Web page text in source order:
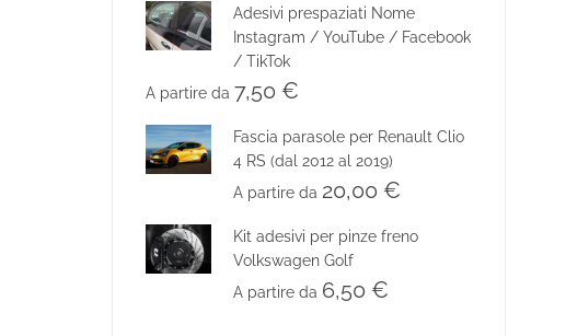
Adesivi prespaziati Nome
Instagram / YouTube / Facebook
/ TikTok
A partire da 7,50 €
Fascia parasole per Renault Clio
4 RS (dal 2012 al 2019)
A partire da 20,00 €
Kit adesivi per pinze freno
Volkswagen Golf
A partire da 6,50 €